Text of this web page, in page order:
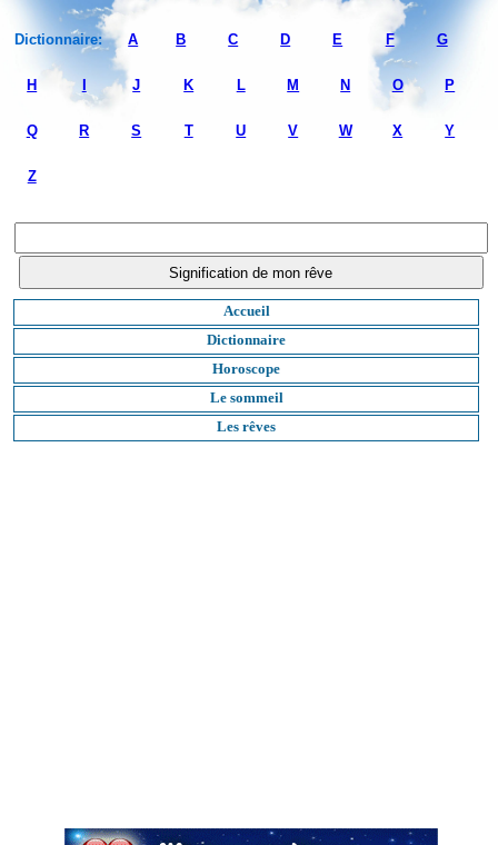
Dictionnaire: A B C D E F G
H J K L M N O P
Q R S T U V W X Y
Z
Accueil
Dictionnaire
Horoscope
Le sommeil
Les rêves